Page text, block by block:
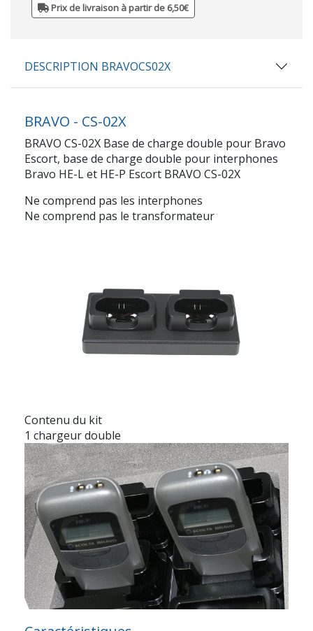
Prix de livraison à partir de 6,50€
DESCRIPTION BRAVOCS02X
BRAVO - CS-02X
BRAVO CS-02X Base de charge double pour Bravo
Escort, base de charge double pour interphones
Bravo HE-L et HE-P Escort BRAVO CS-02X
Ne comprend pas les interphones
Ne comprend pas le transformateur
Contenu du kit
1 chargeur double